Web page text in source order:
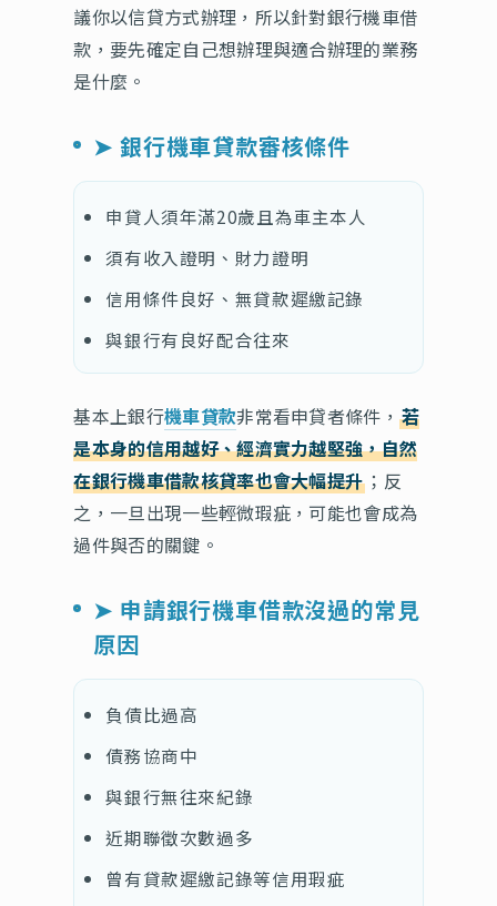
議你以信貸方式辦理，所以針對銀行機車借
款，要先確定自己想辦理與適合辦理的業務
是什麼。
➤ 銀行機車貸款審核條件
申貸人須年滿20歲且為車主本人
須有收入證明、財力證明
信用條件良好、無貸款遲繳記錄
與銀行有良好配合往來
基本上銀行機車貸款非常看申貸者條件，若
是本身的信用越好、經濟實力越堅強，自然
在銀行機車借款核貸率也會大幅提升 ；反
之，一旦出現一些輕微瑕疵，可能也會成為
過件與否的關鍵。
➤ 申請銀行機車借款沒過的常見
原因
負債比過高
債務協商中
與銀行無往來紀錄
近期聯徵次數過多
曾有貸款遲繳記錄等信用瑕疵